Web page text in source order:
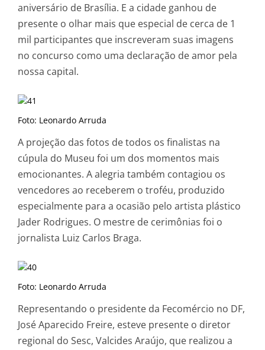
aniversário de Brasília. E a cidade ganhou de
presente o olhar mais que especial de cerca de 1
mil participantes que inscreveram suas imagens
no concurso como uma declaração de amor pela
nossa capital.
Foto: Leonardo Arruda
A projeção das fotos de todos os finalistas na
cúpula do Museu foi um dos momentos mais
emocionantes. A alegria também contagiou os
vencedores ao receberem o troféu, produzido
especialmente para a ocasião pelo artista plástico
Jader Rodrigues. O mestre de cerimônias foi o
jornalista Luiz Carlos Braga.
Foto: Leonardo Arruda
Representando o presidente da Fecomércio no DF,
José Aparecido Freire, esteve presente o diretor
regional do Sesc, Valcides Araújo, que realizou a